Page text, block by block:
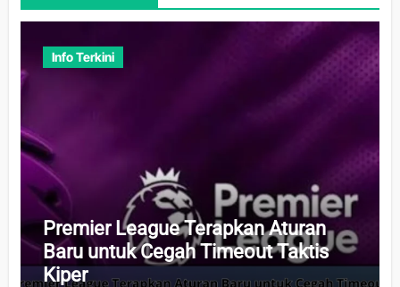
Info Terkini
Premier League Terapkan Aturan
Baru untuk Cegah Timeout Taktis
Kiper